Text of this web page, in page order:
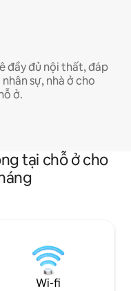
đầy đủ nội thất, đáp
sự, nhà ở cho
ở.
tại chỗ ở cho
Wi-fi